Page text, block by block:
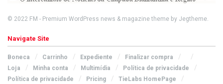
© 2022 FM - Premium WordPress news & magazine theme by Jegtheme.
Navigate Site
Boneca Carrinho Expediente
Finalizar compra
Loja
Minha conta Multimídia
Política de privacidade
Política de privacidade
Pricing TieLabs HomePage